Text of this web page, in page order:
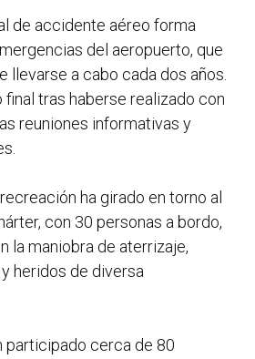
de accidente aéreo forma
del aeropuerto, que
llevarse a cabo cada dos años.
tras haberse realizado con
reuniones informativas y
ha girado en torno al
con 30 personas a bordo,
la maniobra de aterrizaje,
heridos de diversa
participado cerca de 80